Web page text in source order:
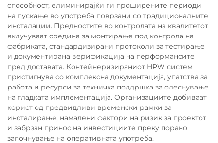
способност, елиминирајќи ги проширените периоди
на пускање во употреба поврзани со традиционалните
инсталации. Предностите во контролата на квалитетот
вклучуваат средина за монтирање под контрола на
фабриката, стандардизирани протоколи за тестирање
и документирана верификација на перформансите
пред доставата. Контейнеризираниот HPW систем
пристигнува со комплексна документација, упатства за
работа и ресурси за техничка поддршка за олеснување
на гладката имплементација. Организациите добиваат
корист од предвидливи временски рамки за
инсталирање, намалени фактори на ризик за проектот
и забрзан принос на инвестициите преку порано
започнување на оперативната употреба.